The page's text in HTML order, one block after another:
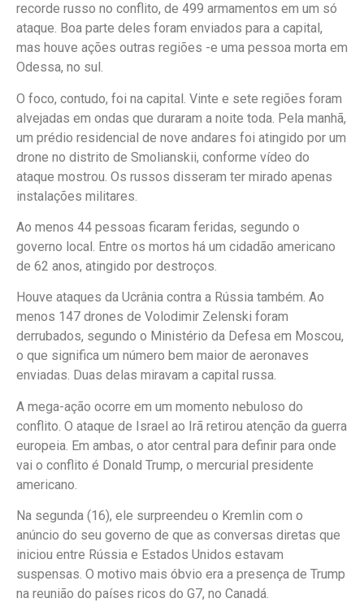
recorde russo no conflito, de 499 armamentos em um só
ataque. Boa parte deles foram enviados para a capital,
mas houve ações outras regiões -e uma pessoa morta em
Odessa, no sul.
O foco, contudo, foi na capital. Vinte e sete regiões foram
alvejadas em ondas que duraram a noite toda. Pela manhã,
um prédio residencial de nove andares foi atingido por um
drone no distrito de Smolianskii, conforme vídeo do
ataque mostrou. Os russos disseram ter mirado apenas
instalações militares.
Ao menos 44 pessoas ficaram feridas, segundo o
governo local. Entre os mortos há um cidadão americano
de 62 anos, atingido por destroços.
Houve ataques da Ucrânia contra a Rússia também. Ao
menos 147 drones de Volodimir Zelenski foram
derrubados, segundo o Ministério da Defesa em Moscou,
o que significa um número bem maior de aeronaves
enviadas. Duas delas miravam a capital russa.
A mega-ação ocorre em um momento nebuloso do
conflito. O ataque de Israel ao Irã retirou atenção da guerra
europeia. Em ambas, o ator central para definir para onde
vai o conflito é Donald Trump, o mercurial presidente
americano.
Na segunda (16), ele surpreendeu o Kremlin com o
anúncio do seu governo de que as conversas diretas que
iniciou entre Rússia e Estados Unidos estavam
suspensas. O motivo mais óbvio era a presença de Trump
na reunião do países ricos do G7, no Canadá.